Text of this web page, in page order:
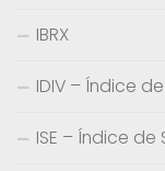
IBRX
IDIV – Índice
ISE – Índice